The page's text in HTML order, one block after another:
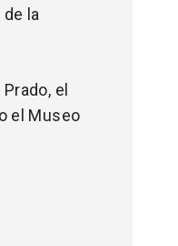
la
el
el Museo